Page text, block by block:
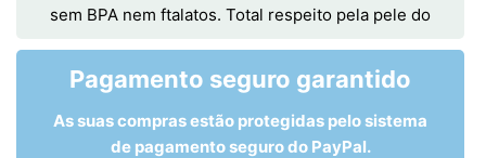
sem BPA nem ftalatos. Total respeito pela pele do
Pagamento seguro garantido
As suas compras estão protegidas pelo sistema
de pagamento seguro do PayPal.